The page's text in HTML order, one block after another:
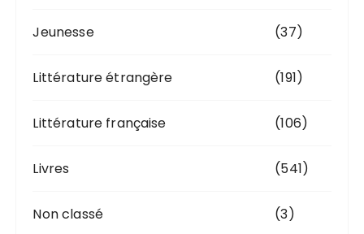
Jeunesse (37)
Littérature étrangère (191)
Littérature française (106)
Livres (541)
Non classé (3)